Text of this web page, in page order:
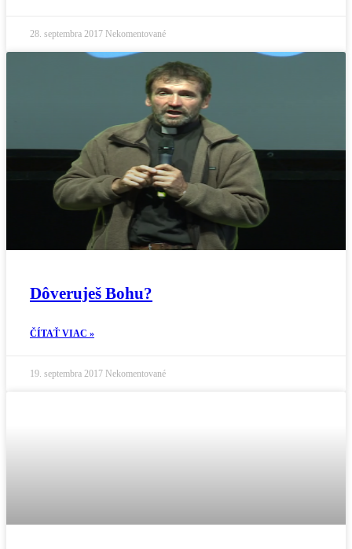
28. septembra 2017 Nekomentované
Dôveruješ Bohu?
ČÍTAŤ VIAC »
19. septembra 2017 Nekomentované